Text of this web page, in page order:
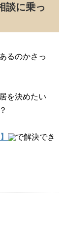
談に乗っ
るのかさっ
を決めたい
で解決でき